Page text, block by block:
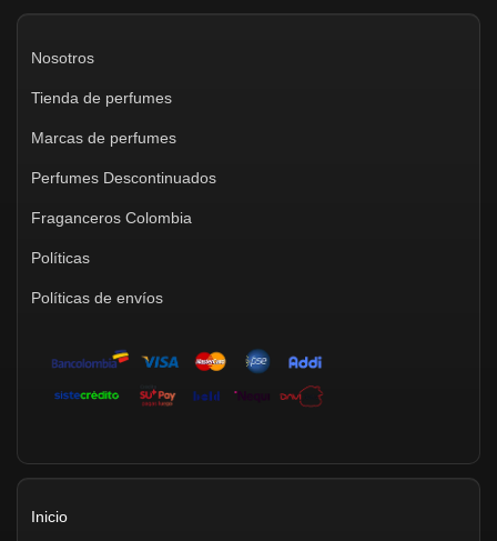
Nosotros
Tienda de perfumes
Marcas de perfumes
Perfumes Descontinuados
Fraganceros Colombia
Políticas
Políticas de envíos
Inicio